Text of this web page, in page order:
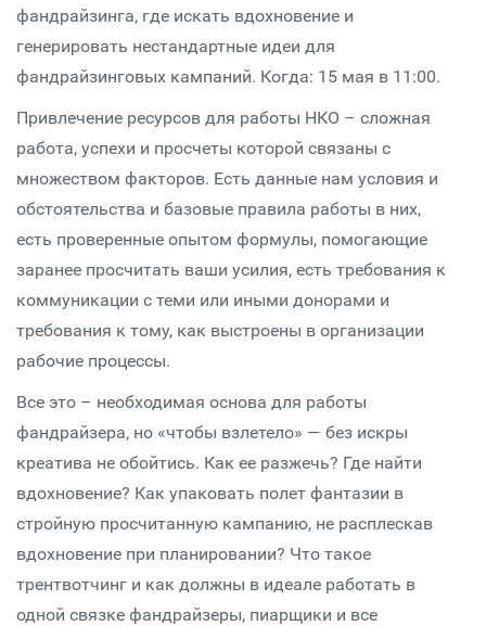
фандрайзинга, где искать вдохновение и
генерировать нестандартные идеи для
фандрайзинговых кампаний. Когда: 15 мая в 11:00.
Привлечение ресурсов для работы НКО – сложная
работа, успехи и просчеты которой связаны с
множеством факторов. Есть данные нам условия и
обстоятельства и базовые правила работы в них,
есть проверенные опытом формулы, помогающие
заранее просчитать ваши усилия, есть требования к
коммуникации с теми или иными донорами и
требования к тому, как выстроены в организации
рабочие процессы.
Все это – необходимая основа для работы
фандрайзера, но «чтобы взлетело» — без искры
креатива не обойтись. Как ее разжечь? Где найти
вдохновение? Как упаковать полет фантазии в
стройную просчитанную кампанию, не расплескав
вдохновение при планировании? Что такое
трентвотчинг и как должны в идеале работать в
одной связке фандрайзеры, пиарщики и все